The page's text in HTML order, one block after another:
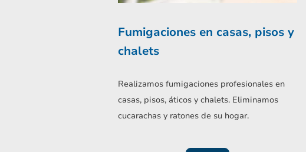
Fumigaciones en casas, pisos y
chalets
Realizamos fumigaciones profesionales en
casas, pisos, áticos y chalets. Eliminamos
cucarachas y ratones de su hogar.